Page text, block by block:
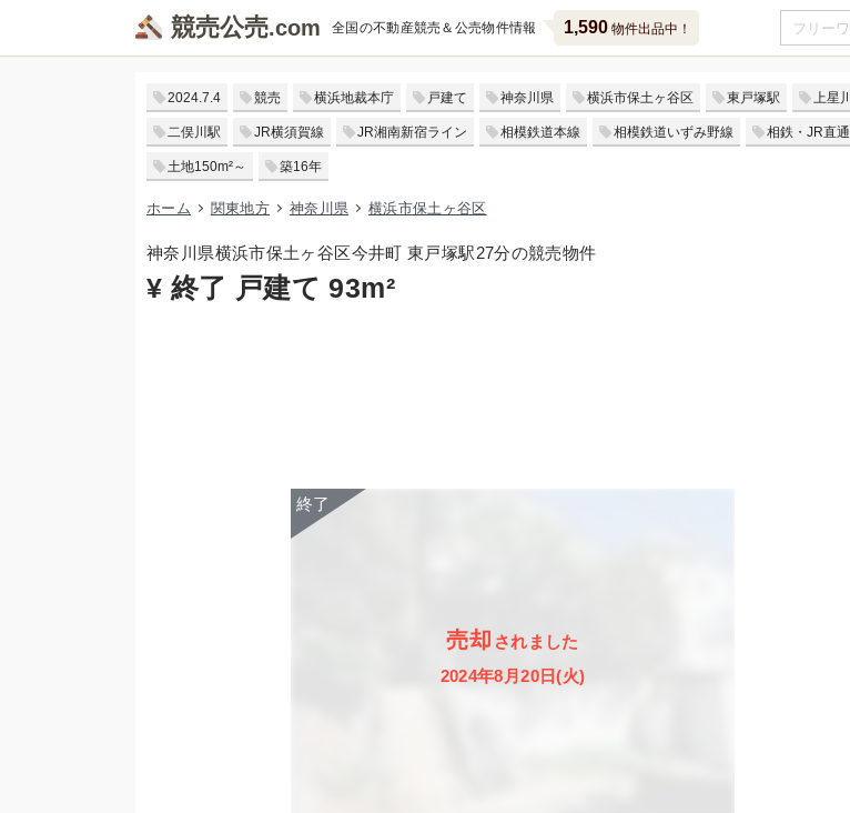
競売公売 全国の不動産競売＆公売物件情報 1,590物件出品中！
2024.7.4 競売 横浜地裁本庁 戸建て 神奈川県 横浜市保土ヶ谷区 東戸塚駅 上星
二俣川駅 JR横須賀線 JR湘南新宿ライン 相模鉄道本線 相模鉄道いずみ野線 相鉄・JR直
土地150m²～ 築16年
ホーム 関東地方 神奈川県 横浜市保土ヶ谷区
神奈川県横浜市保土ヶ谷区今井町 東戸塚駅27分の競売物件
¥ 終了 戸建て 93m²
売却 されました
2024年8月20日(火)